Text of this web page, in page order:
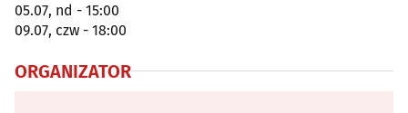
05.07, nd - 15:00
09.07, czw - 18:00
ORGANIZATOR